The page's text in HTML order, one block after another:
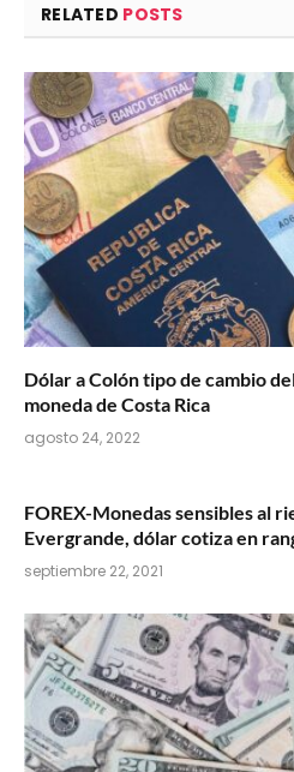
RELATED POSTS
Dólar a Colón tipo de cambio
moneda de Costa Rica
agosto 24, 2022
FOREX-Monedas sensibles al
Evergrande, dólar cotiza en
septiembre 22, 2021